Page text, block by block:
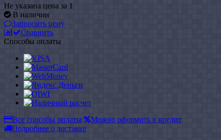
Не указана цена за 1
В наличии
Запросить цену
Сравнить
Способы оплаты
Все способы оплаты
Можно оформить в кредит
Подробнее о доставке